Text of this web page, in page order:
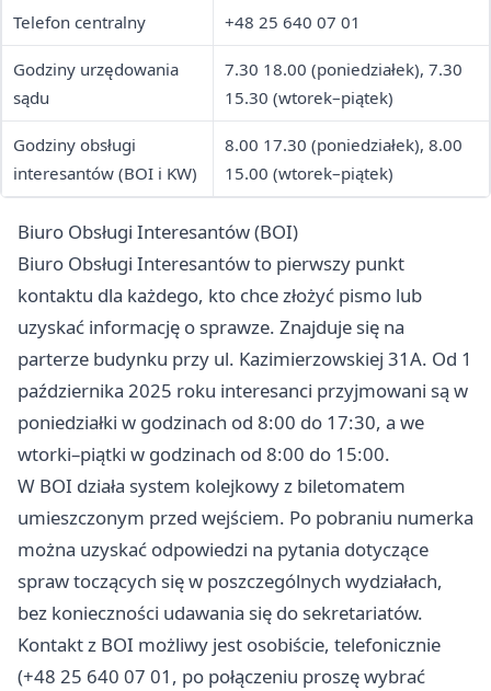
Telefon centralny +48 25 640 07 01
Godziny urzędowania
sądu
7.30 18.00 (poniedziałek), 7.30
15.30 (wtorek–piątek)
Godziny obsługi
interesantów (BOI i KW)
8.00 17.30 (poniedziałek), 8.00
15.00 (wtorek–piątek)
Biuro Obsługi Interesantów (BOI)
Biuro Obsługi Interesantów to pierwszy punkt
kontaktu dla każdego, kto chce złożyć pismo lub
uzyskać informację o sprawze. Znajduje się na
parterze budynku przy ul. Kazimierzowskiej 31A. Od 1
października 2025 roku interesanci przyjmowani są w
poniedziałki w godzinach od 8:00 do 17:30, a we
wtorki–piątki w godzinach od 8:00 do 15:00.
W BOI działa system kolejkowy z biletomatem
umieszczonym przed wejściem. Po pobraniu numerka
można uzyskać odpowiedzi na pytania dotyczące
spraw toczących się w poszczególnych wydziałach,
bez konieczności udawania się do sekretariatów.
Kontakt z BOI możliwy jest osobiście, telefonicznie
(+48 25 640 07 01, po połączeniu proszę wybrać